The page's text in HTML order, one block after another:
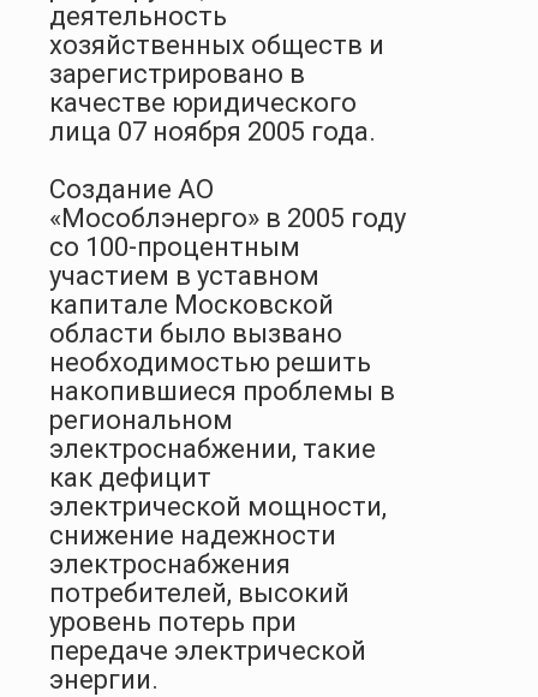
деятельность
хозяйственных обществ и
зарегистрировано в
качестве юридического
лица 07 ноября 2005 года.
Создание АО
«Мособлэнерго» в 2005 году
со 100-процентным
участием в уставном
капитале Московской
области было вызвано
необходимостью решить
накопившиеся проблемы в
региональном
электроснабжении, такие
как дефицит
электрической мощности,
снижение надежности
электроснабжения
потребителей, высокий
уровень потерь при
передаче электрической
энергии.